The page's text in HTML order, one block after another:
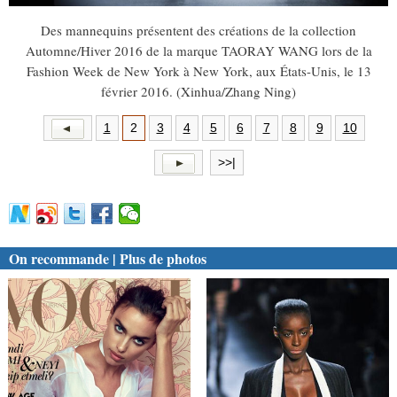
Des mannequins présentent des créations de la collection
Automne/Hiver 2016 de la marque TAORAY WANG lors de la
Fashion Week de New York à New York, aux États-Unis, le 13
février 2016. (Xinhua/Zhang Ning)
1 2 3 4 5 6 7 8 9 10
>>|
On recommande | Plus de photos